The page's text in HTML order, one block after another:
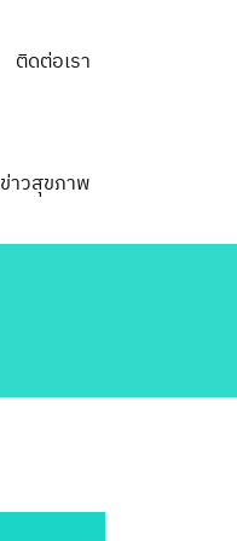
ติดต่อเรา
ข่าวสุขภาพ